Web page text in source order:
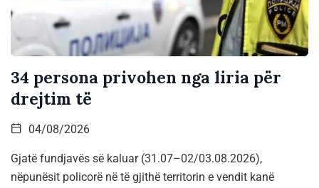
34 persona privohen nga liria për
drejtim të
04/08/2026
Gjatë fundjavës së kaluar (31.07–02/03.08.2026),
nëpunësit policorë në të gjithë territorin e vendit kanë